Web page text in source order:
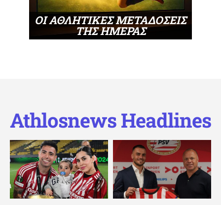
ΟΙ ΑΘΛΗΤΙΚΕΣ ΜΕΤΑΔΟΣΕΙΣ
ΤΗΣ ΗΜΕΡΑΣ
Athlosnews Headlines